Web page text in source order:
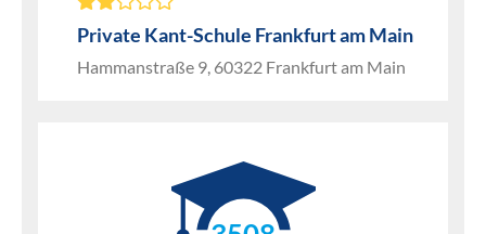
Private Kant-Schule Frankfurt am Main
Hammanstraße 9, 60322 Frankfurt am Main